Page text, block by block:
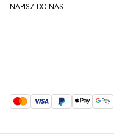
NAPISZ DO NAS